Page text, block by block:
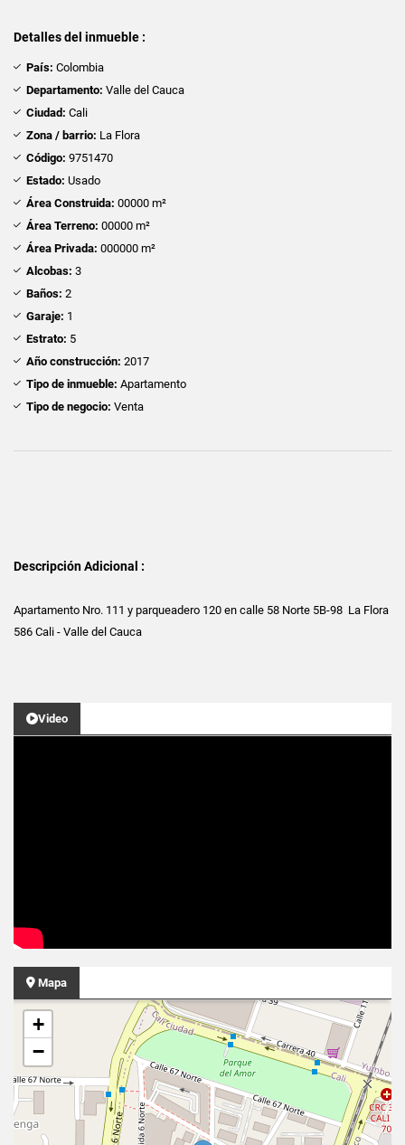
Detalles del inmueble :
País: Colombia
Departamento: Valle del Cauca
Ciudad: Cali
Zona / barrio: La Flora
Código: 9751470
Estado: Usado
Área Construida: 00000 m²
Área Terreno: 00000 m²
Área Privada: 000000 m²
Alcobas: 3
Baños: 2
Garaje: 1
Estrato: 5
Año construcción: 2017
Tipo de inmueble: Apartamento
Tipo de negocio: Venta
Descripción Adicional :
Apartamento Nro. 111 y parqueadero 120 en calle 58 Norte 5B-98 La Flora
586 Cali - Valle del Cauca
Video
Mapa
+
−